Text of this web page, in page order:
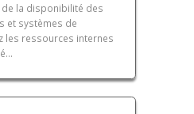
de la disponibilité des
et systèmes de
les ressources internes